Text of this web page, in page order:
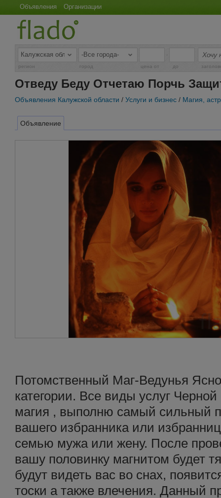
Объявления Организации
-
регион город цена от до
Отведу Беду Отчетаю Порчь
Объявления Калужской области / Услуги и бизнес / Магия,
Объявление
Потомственный Маг-Ведунья
категории. Все виды услуг
магия , выполню самый сильный
вашего избранника или
семью мужа или жену. После
вашу половинку магнитом будет
будут видеть вас во снах,
тоски а также влечения. Данный